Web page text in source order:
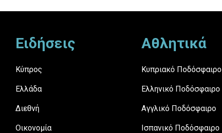
Ειδήσεις
Κύπρος
Ελλάδα
Διεθνή
Οικονομία
Αθλητικά
Κυπριακό Ποδόσφαιρο
Ελληνικό Ποδόσφαιρο
Αγγλικό Ποδόσφαιρο
Ισπανικό Ποδόσφαιρο